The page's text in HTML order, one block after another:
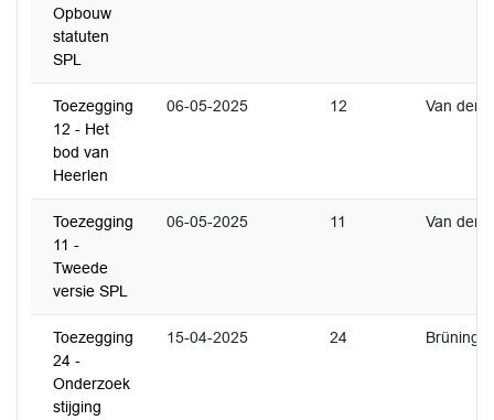
Opbouw
statuten
SPL
Toezegging
12 - Het
bod van
Heerlen
06-05-2025 12 Van der
Toezegging
11 -
Tweede
versie SPL
06-05-2025 11 Van der
Toezegging
24 -
Onderzoek
stijging
15-04-2025 24 Brüning